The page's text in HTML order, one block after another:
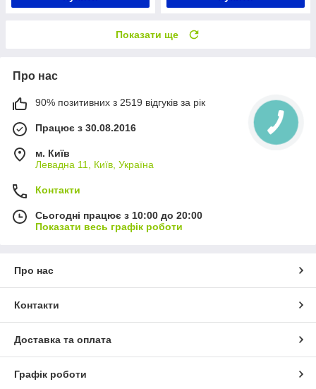
Показати ще
Про нас
90% позитивних з 2519 відгуків за рік
Працює з 30.08.2016
м. Київ
Левадна 11, Київ, Україна
Контакти
Сьогодні працює з 10:00 до 20:00
Показати весь графік роботи
Про нас
Контакти
Доставка та оплата
Графік роботи